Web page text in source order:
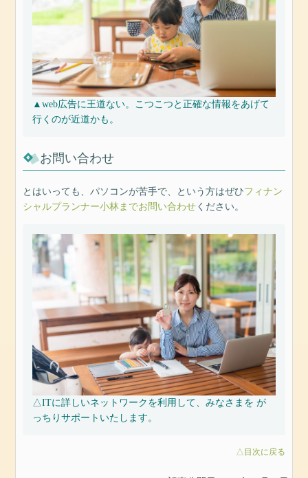
▲web広告に王道ない。こつこつと正確な情報をあげて
行くのが近道かも。
お問い合わせ
とはいっても、パソコンが苦手で、という方はぜひフィナン
シャルプランナー小林までお問い合わせ ください。
△ITに詳しいネットワークを利用して、みなさまを が
っちりサポートいたします。
△目次に戻る